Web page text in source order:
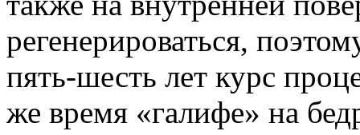
регенерироваться,
пять-шесть лет курс
же время «галифе» на